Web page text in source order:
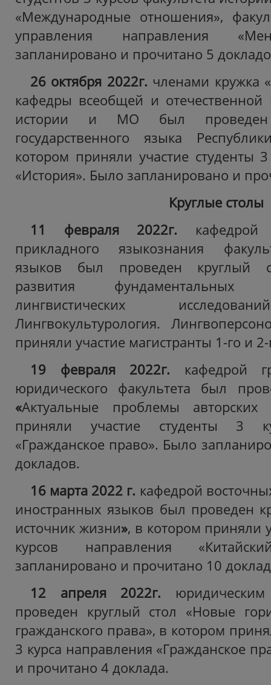
«Международные отношения»,
управления направления
запланировано и прочитано 5
26 октября 2022г. членами кружка
кафедры всеобщей и отечественной
истории и МО был проведен
государственного языка
котором приняли участие студенты
«История». Было запланировано и
Круглые столы
11 февраля 2022г. кафедрой
прикладного языкознания
языков был проведен круглый
развития
лингвистических
Лингвокультурология.
приняли участие магистранты 1-го и
19 февраля 2022г. кафедрой
юридического факультета был
«Актуальные проблемы
приняли участие студенты 3
«Гражданское право». Было
докладов.
16 марта 2022 г. кафедрой
иностранных языков был проведен
источник жизни», в котором приняли
курсов направления
запланировано и прочитано 10
12 апреля 2022г.
проведен круглый стол «Новые
гражданского права», в котором
3 курса направления «Гражданское
и прочитано 4 доклада.